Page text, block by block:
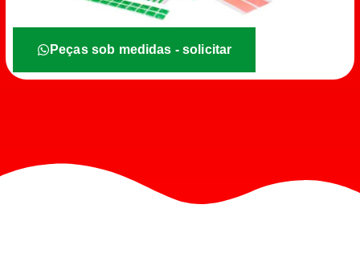
Peças sob medidas - solicitar